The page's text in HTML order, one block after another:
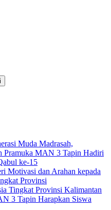
Muda Madrasah,
Pramuka MAN 3 Tapin Hadiri
ke-15
Motivasi dan Arahan kepada
Provinsi
Tingkat Provinsi Kalimantan
3 Tapin Harapkan Siswa